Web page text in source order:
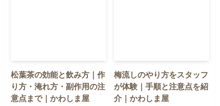
松葉茶の効能と飲み方｜作
り方・淹れ方・副作用の注
意点まで｜かわしま屋
梅流しのやり方をスタッフ
が体験｜手順と注意点を紹
介｜かわしま屋